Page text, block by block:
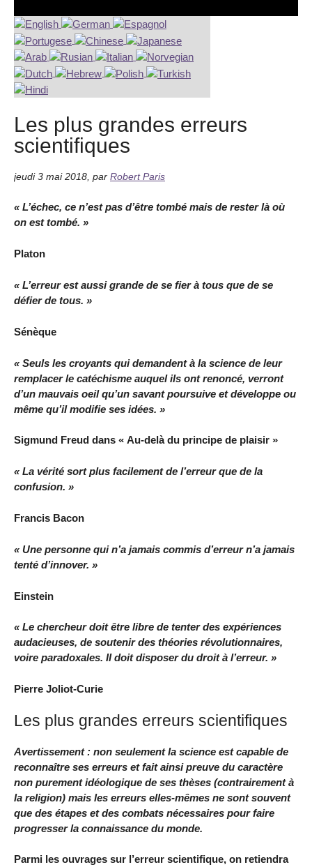
Les plus grandes erreurs
scientifiques
jeudi 3 mai 2018 par Robert Paris
« L’échec, ce n’est pas d’être tombé mais de rester là où
on est tombé. »
Platon
« L’erreur est aussi grande de se fier à tous que de se
défier de tous. »
Sénèque
« Seuls les croyants qui demandent à la science de leur
remplacer le catéchisme auquel ils ont renoncé, verront
d’un mauvais oeil qu’un savant poursuive et développe ou
même qu’il modifie ses idées. »
Sigmund Freud dans « Au-delà du principe de plaisir »
« La vérité sort plus facilement de l’erreur que de la
confusion. »
Francis Bacon
« Une personne qui n’a jamais commis d’erreur n’a jamais
tenté d’innover. »
Einstein
« Le chercheur doit être libre de tenter des expériences
audacieuses, de soutenir des théories révolutionnaires,
voire paradoxales. Il doit disposer du droit à l’erreur. »
Pierre Joliot-Curie
Les plus grandes erreurs scientifiques
Avertissement : non seulement la science est capable de
reconnaître ses erreurs et fait ainsi preuve du caractère
non purement idéologique de ses thèses (contrairement à
la religion) mais les erreurs elles-mêmes ne sont souvent
que des étapes et des combats nécessaires pour faire
progresser la connaissance du monde.
Parmi les ouvrages sur l’erreur scientifique, on retiendra